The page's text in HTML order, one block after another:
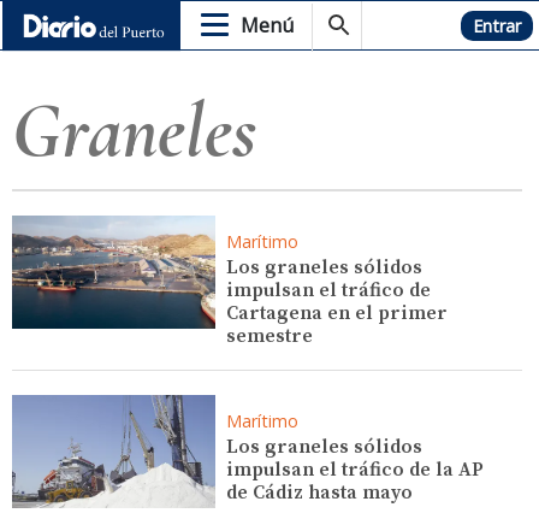
Menú Hemeroteca Entrar
Graneles
Marítimo
Los graneles sólidos
impulsan el tráfico de
Cartagena en el primer
semestre
Marítimo
Los graneles sólidos
impulsan el tráfico de la AP
de Cádiz hasta mayo